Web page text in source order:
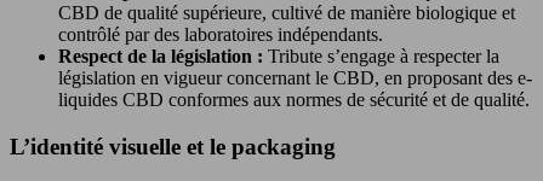
CBD de qualité supérieure, cultivé de manière biologique et
contrôlé par des laboratoires indépendants.
Respect de la législation : Tribute s’engage à respecter la
législation en vigueur concernant le CBD, en proposant des e-
liquides CBD conformes aux normes de sécurité et de qualité.
L’identité visuelle et le packaging